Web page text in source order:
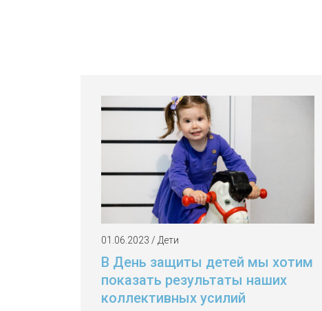
01.06.2023 / Дети
В День защиты детей мы хотим
показать результаты наших
коллективных усилий